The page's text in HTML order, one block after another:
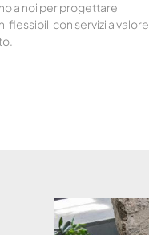
a noi per progettare
flessibili con servizi a valore